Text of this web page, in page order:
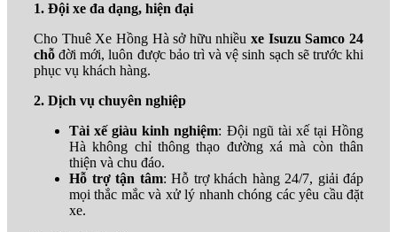
1. Đội xe đa dạng, hiện đại
Cho Thuê Xe Hồng Hà sở hữu nhiềuxe Isuzu Samco 24
chỗ đời mới, luôn được bảo trì và vệ sinh sạch sẽ trước khi
phục vụ khách hàng.
2. Dịch vụ chuyên nghiệp
Tài xế giàu kinh nghiệm: Đội ngũ tài xế tại Hồng
Hà không chỉ thông thạo đường xá mà còn thân
thiện và chu đáo.
Hỗ trợ tận tâm: Hỗ trợ khách hàng 24/7, giải đáp
mọi thắc mắc và xử lý nhanh chóng các yêu cầu đặt
xe.